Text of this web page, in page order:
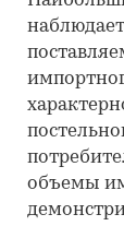
объемы